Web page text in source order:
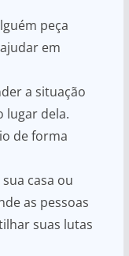
peça
em
a situação
lugar dela.
de forma
casa ou
as pessoas
suas lutas